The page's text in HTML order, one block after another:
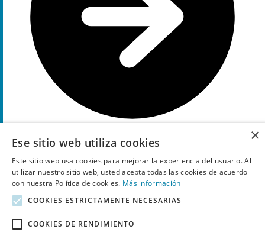
Códigos descuento de Driffle recientemente expirados, a veces
todavía funcionan
Descuento
Código descuento
×
Ese sitio web utiliza cookies
Este sitio web usa cookies para mejorar la experiencia del usuario. Al
utilizar nuestro sitio web, usted acepta todas las cookies de acuerdo
con nuestra Política de cookies. Más información
COOKIES ESTRICTAMENTE NECESARIAS
COOKIES DE RENDIMIENTO